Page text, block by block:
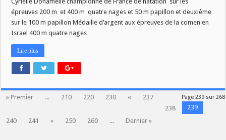
épreuves 200 m et 400 m quatre nages et 50 m papillon et deuxième
sur le 100 m papillon Médaille d’argent aux épreuves de la comen en
Israel 400 m quatre nages
Lire plus
Page 239 sur 268
» Premier ... 210 220 230 «
237
238
239
240
241 » 250 260 ... Dernier »